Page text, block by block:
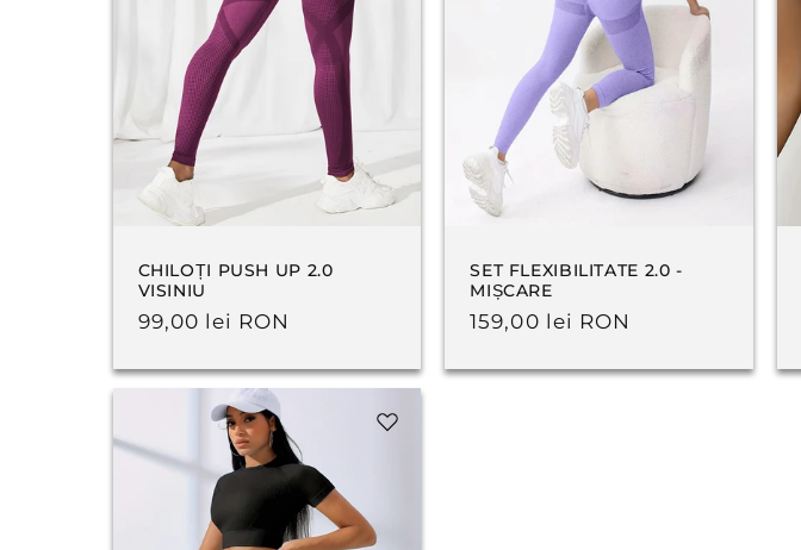
e
CHILOȚI PUSH UP 2.0
VISINIU
Preț
99,00 lei RON
SET FLEXIBILITATE 2.0 -
MIȘCARE
Preț
159,00 lei RON